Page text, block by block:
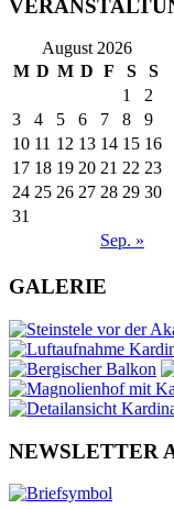
August 2026
M D M D F S S
Sep. »
1
2
3
4 5 6 7 8
9
10 11 12 13 14 15 16
17 18 19 20 21 22 23
24 25 26 27 28 29 30
31
GALERIE
NEWSLETTER